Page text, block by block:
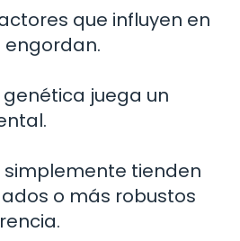
que influyen en
juega un
simplemente tienden
o más robustos